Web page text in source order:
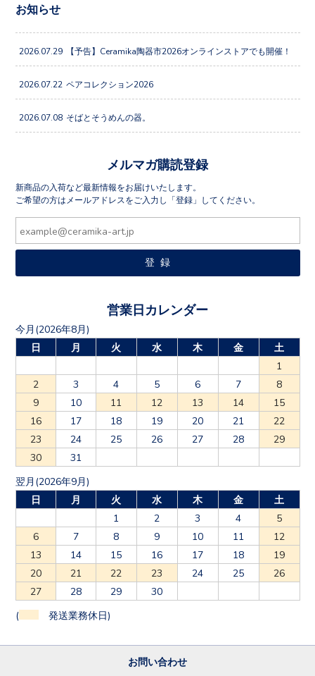
お知らせ
2026.07.29 【予告】Ceramika陶器市2026オンラインストアでも開催！
2026.07.22 ペアコレクション2026
2026.07.08 そばとそうめんの器。
メルマガ購読登録
新商品の入荷など最新情報をお届けいたします。
ご希望の方はメールアドレスをご入力し「登録」してください。
営業日カレンダー
今月(2026年8月)
日
月 火 水 木 金
土
1
2
3 4 5 6 7
8
9
10 11 12 13 14
15
16
17 18 19 20 21
22
23
24 25 26 27 28
29
30
31
翌月(2026年9月)
日
月 火 水 木 金
土
1
2 3 4
5
6
7 8 9 10 11
12
13
14 15 16 17 18
19
20
21 22 23 24 25
26
27
28 29 30
( 発送業務休日)
お問い合わせ